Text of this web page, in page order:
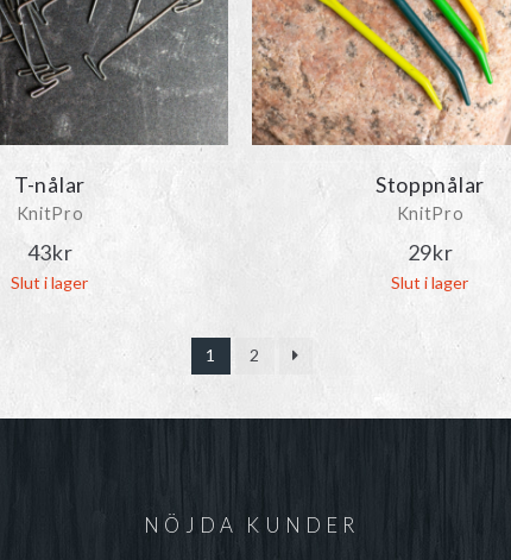
T-nålar
KnitPro
43kr
Slut i lager
Stoppnålar
KnitPro
29kr
Slut i lager
1 2
NÖJDA KUNDER